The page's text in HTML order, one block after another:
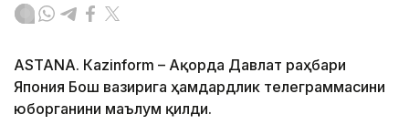
ASTANА. Кazinform – Ақорда Давлат раҳбари
Япония Бош вазирига ҳамдардлик телеграммасини
юборганини маълум қилди.